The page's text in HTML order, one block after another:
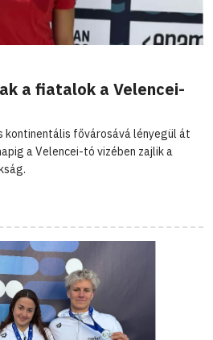
a fiatalok a Velencei-
kontinentális fővárosává lényegül át
a Velencei-tó vizében zajlik a